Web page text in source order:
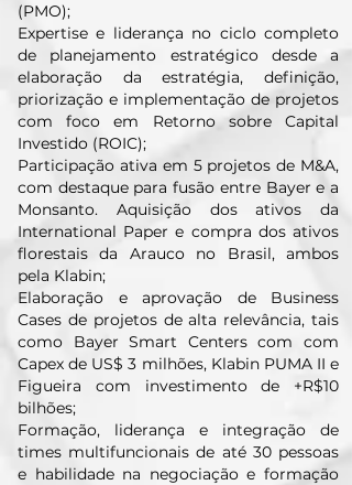
(PMO);
Expertise e liderança no ciclo completo
de planejamento estratégico desde a
elaboração da estratégia, definição,
priorização e implementação de projetos
com foco em Retorno sobre Capital
Investido (ROIC);
Participação ativa em 5 projetos de M&A,
com destaque para fusão entre Bayer e a
Monsanto. Aquisição dos ativos da
International Paper e compra dos ativos
florestais da Arauco no Brasil, ambos
pela Klabin;
Elaboração e aprovação de Business
Cases de projetos de alta relevância, tais
como Bayer Smart Centers com com
Capex de US$ 3 milhões, Klabin PUMA II e
Figueira com investimento de +R$10
bilhões;
Formação, liderança e integração de
times multifuncionais de até 30 pessoas
e habilidade na negociação e formação